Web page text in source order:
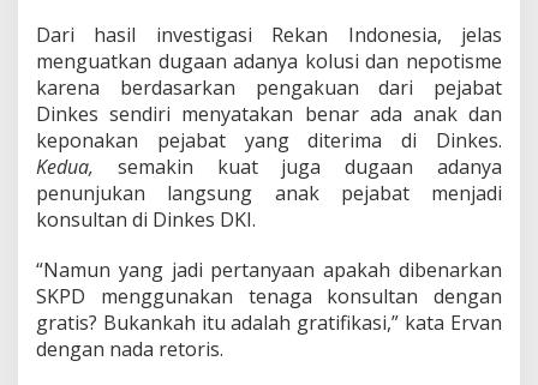
Dari hasil investigasi Rekan Indonesia, jelas
menguatkan dugaan adanya kolusi dan nepotisme
karena berdasarkan pengakuan dari pejabat
Dinkes sendiri menyatakan benar ada anak dan
keponakan pejabat yang diterima di Dinkes.
Kedua, semakin kuat juga dugaan adanya
penunjukan langsung anak pejabat menjadi
konsultan di Dinkes DKI.
“Namun yang jadi pertanyaan apakah dibenarkan
SKPD menggunakan tenaga konsultan dengan
gratis? Bukankah itu adalah gratifikasi,” kata Ervan
dengan nada retoris.